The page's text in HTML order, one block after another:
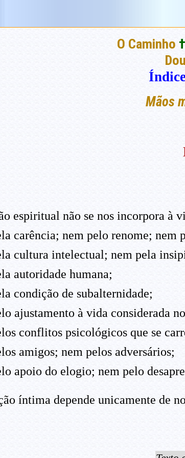
O Caminho †
Mãos
espiritual não se nos incorpora à
carência; nem pelo renome; nem
cultura intelectual; nem pela
autoridade humana;
condição de subalternidade;
ajustamento à vida considerada
conflitos psicológicos que se
amigos; nem pelos adversários;
apoio do elogio; nem pelo
íntima depende unicamente de